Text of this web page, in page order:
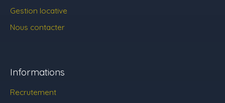
Gestion locative
Nous contacter
Informations
Recrutement